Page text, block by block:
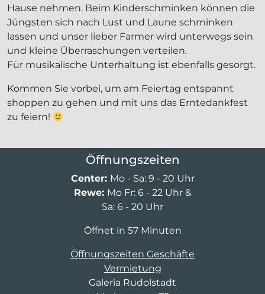
Hause nehmen. Beim Kinderschminken können die
Jüngsten sich nach Lust und Laune schminken
lassen und unser lieber Farmer wird unterwegs sein
und kleine Überraschungen verteilen.
Für musikalische Unterhaltung ist ebenfalls gesorgt.
Kommen Sie vorbei, um am Feiertag entspannt
shoppen zu gehen und mit uns das Erntedankfest
zu feiern!
Öffnungszeiten
Center: Mo - Sa: 9 - 20 Uhr
Rewe: Mo Fr: 6 - 22 Uhr &
Sa: 6 - 20 Uhr
Öffnet in 57 Minuten
Öffnungszeiten Geschäfte
Vermietung
Galeria Rudolstadt